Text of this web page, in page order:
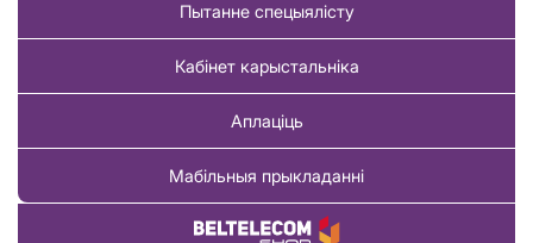
Пытанне спецыялісту
Кабінет карыстальніка
Аплаціць
Мабільныя прыкладанні
Купіць тавар